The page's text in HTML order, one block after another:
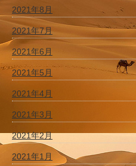
2021年8月
2021年7月
2021年6月
2021年5月
2021年4月
2021年3月
2021年2月
2021年1月